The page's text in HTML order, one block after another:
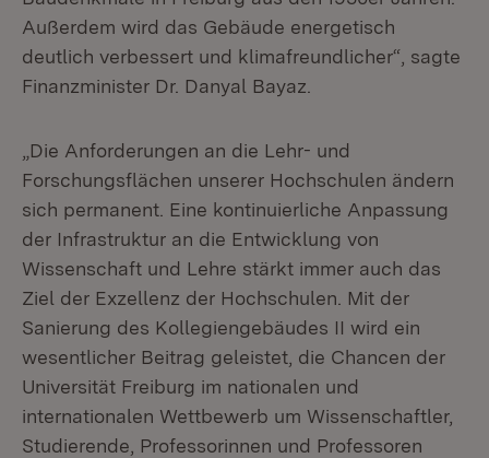
Außerdem wird das Gebäude energetisch
deutlich verbessert und klimafreundlicher“, sagte
Finanzminister Dr. Danyal Bayaz.
„Die Anforderungen an die Lehr- und
Forschungsflächen unserer Hochschulen ändern
sich permanent. Eine kontinuierliche Anpassung
der Infrastruktur an die Entwicklung von
Wissenschaft und Lehre stärkt immer auch das
Ziel der Exzellenz der Hochschulen. Mit der
Sanierung des Kollegiengebäudes II wird ein
wesentlicher Beitrag geleistet, die Chancen der
Universität Freiburg im nationalen und
internationalen Wettbewerb um Wissenschaftler,
Studierende, Professorinnen und Professoren